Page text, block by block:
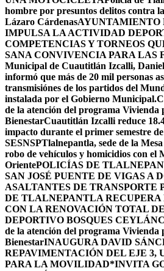
hombre por presuntos delitos contra
Lázaro CárdenasAYUNTAMIENTO
IMPULSA LA ACTIVIDAD
COMPETENCIAS Y TORNEOS
SANA CONVIVENCIA PARA LAS
Municipal de Cuautitlán Izcalli,
informó que más de 20 mil personas
transmisiónes de los partidos del
instalada por el Gobierno Municipal.
de la atención del programa Vivienda
BienestarCuautitlán Izcalli reduce
impacto durante el primer semestre
SESNSPTlalnepantla, sede de la
robo de vehículos y homicidios con el
OrientePOLICÍAS DE
SAN JOSÉ PUENTE DE VIGAS A
ASALTANTES DE TRANSPORTE
DE TLALNEPANTLA RECUPERA
CON LA RENOVACIÓN TOTAL
DEPORTIVO BOSQUES CEYLÁN
de la atención del programa Vivienda
BienestarINAUGURA DAVID
REPAVIMENTACIÓN DEL EJE 3,
PARA LA MOVILIDAD*INVITA